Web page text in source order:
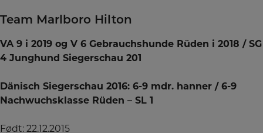
Team Marlboro Hilton
VA 9 i 2019 og V 6 Gebrauchshunde Rüden i 2018 / SG
4 Junghund Siegerschau 201
Dänisch Siegerschau 2016: 6-9 mdr. hanner / 6-9
Nachwuchsklasse Rüden – SL 1
Født: 22.12.2015